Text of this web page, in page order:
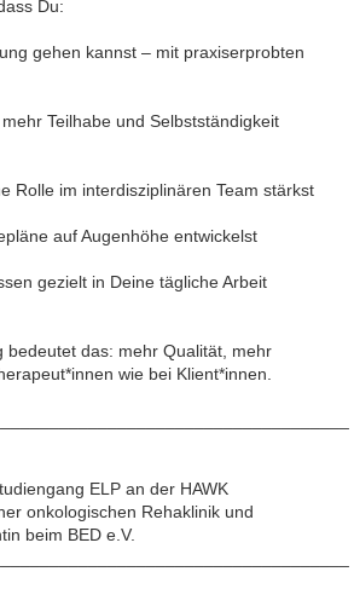
Du:
gehen kannst – mit praxiserprobten
Teilhabe und Selbstständigkeit
Rolle im interdisziplinären Team stärkst
auf Augenhöhe entwickelst
gezielt in Deine tägliche Arbeit
bedeutet das: mehr Qualität, mehr
wie bei Klient*innen.
ELP an der HAWK
onkologischen Rehaklinik und
beim BED e.V.